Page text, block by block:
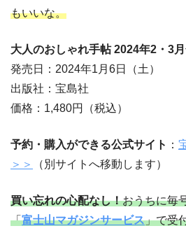
もいいな。
大人のおしゃれ手帖 2024年2・3
発売日：2024年1月6日（土）
出版社：宝島社
価格：1,480円（税込）
予約・購入ができる公式サイト ：
＞＞
（別サイトへ移動します）
買い忘れの心配なし！おうちに毎
「富士山マガジンサービス」で受